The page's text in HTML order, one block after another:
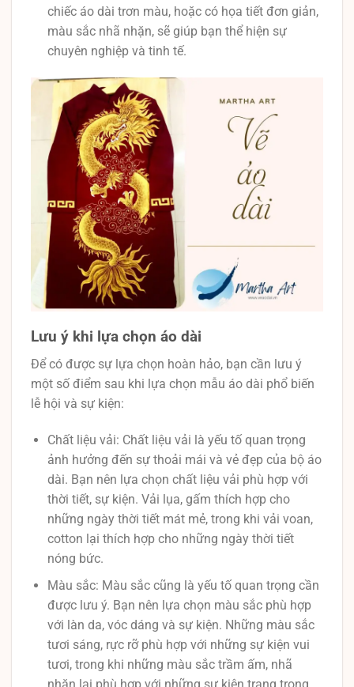
chiếc áo dài trơn màu, hoặc có họa tiết đơn giản,
màu sắc nhã nhặn, sẽ giúp bạn thể hiện sự
chuyên nghiệp và tinh tế.
Lưu ý khi lựa chọn áo dài
Để có được sự lựa chọn hoàn hảo, bạn cần lưu ý
một số điểm sau khi lựa chọn mẫu áo dài phổ biến
lễ hội và sự kiện:
Chất liệu vải: Chất liệu vải là yếu tố quan trọng
ảnh hưởng đến sự thoải mái và vẻ đẹp của bộ áo
dài. Bạn nên lựa chọn chất liệu vải phù hợp với
thời tiết, sự kiện. Vải lụa, gấm thích hợp cho
những ngày thời tiết mát mẻ, trong khi vải voan,
cotton lại thích hợp cho những ngày thời tiết
nóng bức.
Màu sắc: Màu sắc cũng là yếu tố quan trọng cần
được lưu ý. Bạn nên lựa chọn màu sắc phù hợp
với làn da, vóc dáng và sự kiện. Những màu sắc
tươi sáng, rực rỡ phù hợp với những sự kiện vui
tươi, trong khi những màu sắc trầm ấm, nhã